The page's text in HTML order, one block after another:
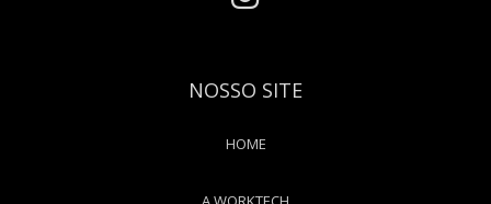
NOSSO SITE
HOME